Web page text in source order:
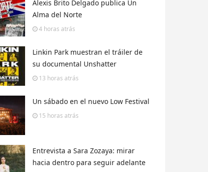
Alexis Brito Delgado publica Un
Alma del Norte
4 horas atrás
Linkin Park muestran el tráiler de
su documental Unshatter
13 horas atrás
Un sábado en el nuevo Low Festival
15 horas atrás
Entrevista a Sara Zozaya: mirar
hacia dentro para seguir adelante